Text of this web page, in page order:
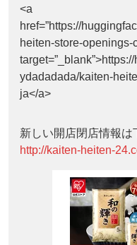
<a
href=”https://
heiten-store-openings-
ydadadada/kaiten-
ja</a>
新しい開店閉店情報は
http://kaiten-heiten-